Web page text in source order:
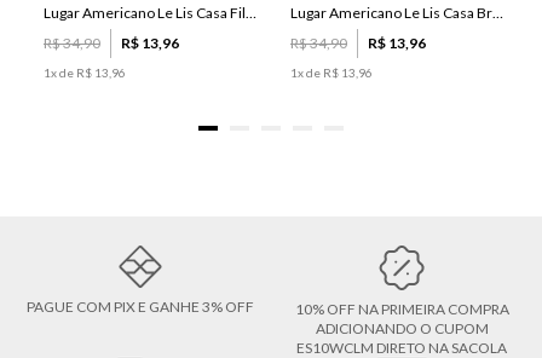
Lugar Americano Le Lis Casa Filipa
R$34,90 R$ 13 96
1x de R$ 13 96
Lugar Americano Le Lis Casa Brenda
R$34,90 R$ 13 96
1x de R$ 13 96
PAGUE COM PIX E GANHE 3% OFF
10% OFF NA PRIMEIRA COMPRA
ADICIONANDO O CUPOM
ES10WCLM DIRETO NA SACOLA